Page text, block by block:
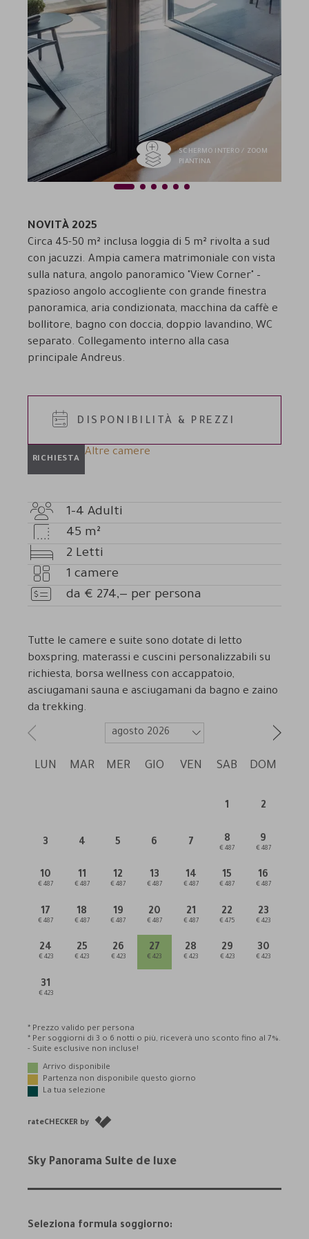
SCHERMO INTERO / ZOOM
PIANTINA
NOVITÀ 2025
Circa 45-50 m² inclusa loggia di 5 m² rivolta a sud
con jacuzzi. Ampia camera matrimoniale con vista
sulla natura, angolo panoramico "View Corner" –
spazioso angolo accogliente con grande finestra
panoramica, aria condizionata, macchina da caffè e
bollitore, bagno con doccia, doppio lavandino, WC
separato. Collegamento interno alla casa
principale Andreus.
RICHIESTA
DISPONIBILITÀ & PREZZI
Altre camere
Numero
adulti
1-4 Adulti
Dimensioni
camera
45 m²
Letti
2 Letti
Numero
camere
1 camere
Prezzo
da € 274,— per persona
Tutte le camere e suite sono dotate di letto
boxspring, materassi e cuscini personalizzabili su
richiesta, borsa wellness con accappatoio,
asciugamani sauna e asciugamani da bagno e zaino
da trekking.